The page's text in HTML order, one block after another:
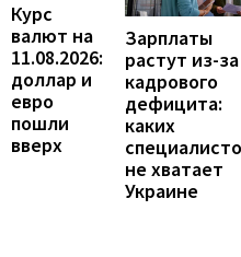
Курс
валют на
11.08.2026:
доллар и
евро
пошли
вверх
Зарплаты
растут из-за
кадрового
дефицита:
каких
не хватает
Украине